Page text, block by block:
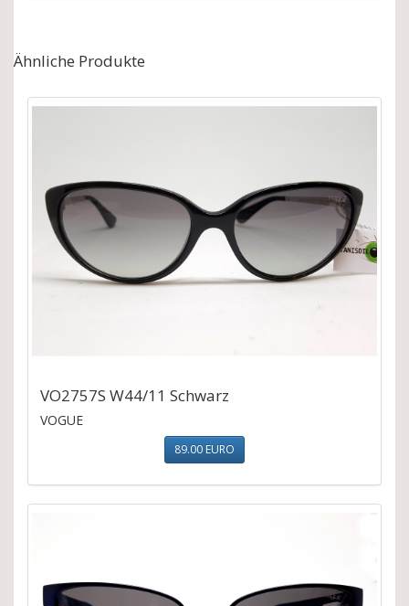
Ähnliche Produkte
VO2757S W44/11 Schwarz
VOGUE
89.00 EURO